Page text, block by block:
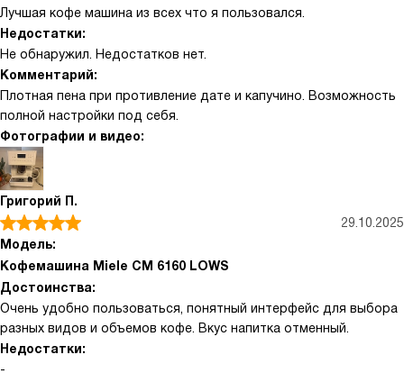
Лучшая кофе машина из всех что я пользовался.
Недостатки:
Не обнаружил. Недостатков нет.
Комментарий:
Плотная пена при противление дате и капучино. Возможность
полной настройки под себя.
Фотографии и видео:
Григорий П.
29.10.2025
Модель:
Кофемашина Miele CM 6160 LOWS
Достоинства:
Очень удобно пользоваться, понятный интерфейс для выбора
разных видов и объемов кофе. Вкус напитка отменный.
Недостатки:
-